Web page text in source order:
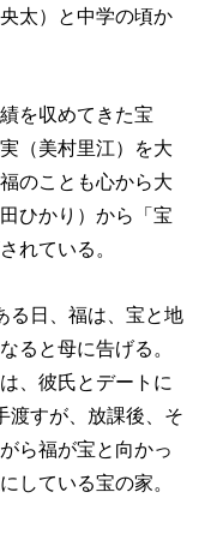
太）と中学の頃か
を収めてきた宝
（美村里江）を大
のことも心から大
ひかり）から「宝
れている。
る日、福は、宝と地
ると母に告げる。
、彼氏とデートに
渡すが、放課後、そ
ら福が宝と向かっ
している宝の家。